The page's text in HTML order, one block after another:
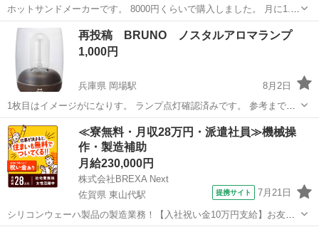
ホットサンドメーカーです。 8000円くらいで購入しました。 月に1.2
回のペースで１年間使用しました。 四枚目の写真にあるように一部欠
けがありますが使用には問題なかったです。 汚れはお譲り先決定した
ら落とせるだけ落とします。
神奈川 横浜市 東戸塚駅 家電
再投稿 BRUNO ノスタルアロマランプ
1,000円
兵庫県 岡場駅
8月2日
1枚目はイメージがになりす。 ランプ点灯確認済みです。 参考までに
某Aサイトの新品価格は6980円です。 オイルはほぼ空ですので、おま
け程度です。
兵庫 神戸市 岡場駅 その他 BRUNO
≪寮無料・月収28万円・派遣社員≫機械操
作・製造補助
月給230,000円
株式会社BREXA Next
佐賀県 東山代駅
提携サイト 7月21日
シリコンウェーハ製品の製造業務！【入社祝い金10万円支給】お友達